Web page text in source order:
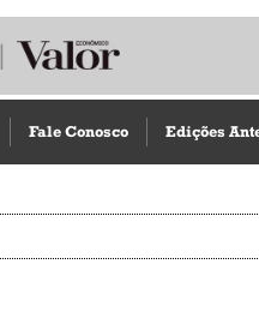
Fale Conosco Edições